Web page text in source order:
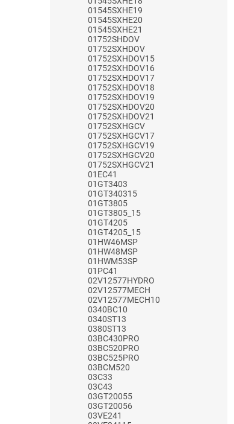
01545SXHE19
01545SXHE20
01545SXHE21
01752SHDOV
01752SXHDOV
01752SXHDOV15
01752SXHDOV16
01752SXHDOV17
01752SXHDOV18
01752SXHDOV19
01752SXHDOV20
01752SXHDOV21
01752SXHGCV
01752SXHGCV17
01752SXHGCV19
01752SXHGCV20
01752SXHGCV21
01EC41
01GT3403
01GT340315
01GT3805
01GT3805_15
01GT4205
01GT4205_15
01HW46MSP
01HW48MSP
01HWM53SP
01PC41
02V12577HYDRO
02V12577MECH
02V12577MECH10
0340BC10
0340ST13
0380ST13
03BC430PRO
03BC520PRO
03BC525PRO
03BCM520
03C33
03C43
03GT20055
03GT20056
03VE241